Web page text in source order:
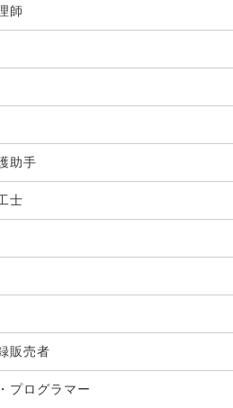
師
助手
士
販売者
プログラマー